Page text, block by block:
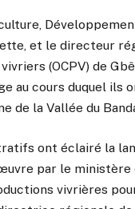
et le directeur
(OCPV) de
au cours duquel ils
de la Vallée du
ont éclairé la
par le ministère
vivrières